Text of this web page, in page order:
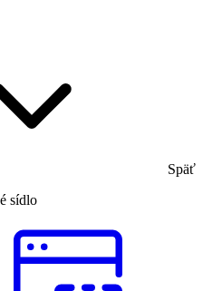
Späť
sídlo